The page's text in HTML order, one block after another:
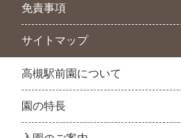
免責事項
サイトマップ
高槻駅前園について
園の特長